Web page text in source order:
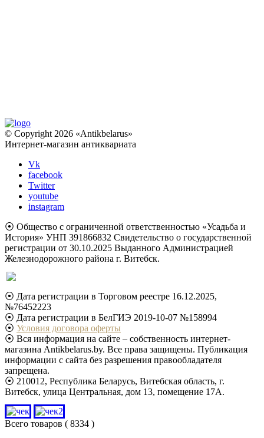
© Copyright 2026 «Antikbelarus»
Интернет-магазин антиквариата
Vk
facebook
Twitter
youtube
instagram
⦿ Общество с ограниченной ответственностью «Усадьба и
История» УНП 391866832 Свидетельство о государственной
регистрации от 30.10.2025 Выданного Администрацией
Железнодорожного района г. Витебск.
⦿ Дата регистрации в Торговом реестре 16.12.2025,
№76452223
⦿ Дата регистрации в БелГИЭ 2019-10-07 №158994
⦿ Условия договора оферты
⦿ Вся информация на сайте – собственность интернет-
магазина Antikbelarus.by. Все права защищены. Публикация
информации с сайта без разрешения правообладателя
запрещена.
⦿ 210012, Республика Беларусь, Витебская область, г.
Витебск, улица Центральная, дом 13, помещение 17А.
Всего товаров ( 8334 )